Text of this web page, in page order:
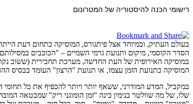
רישומי הכנה להיסטוריה של המטרונום
בעולם העתיק, ובמיוחד אצל פיתגורס, המוסיקה כתחום דעת
במוסיקה האירופית של העת החדשה, מערכת תחבירית (ששוב
המוסיקה כתנועת הזמן עצמו, או תנועת "הרצון" העומד בבסיס
במקביל, המדע המודרני, ששאף יותר ויותר להכפיף את כל